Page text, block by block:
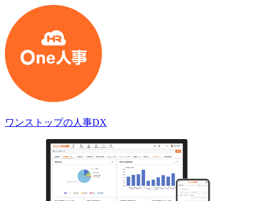
ワンストップの人事DX